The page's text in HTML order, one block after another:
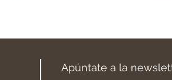
Apúntate a la